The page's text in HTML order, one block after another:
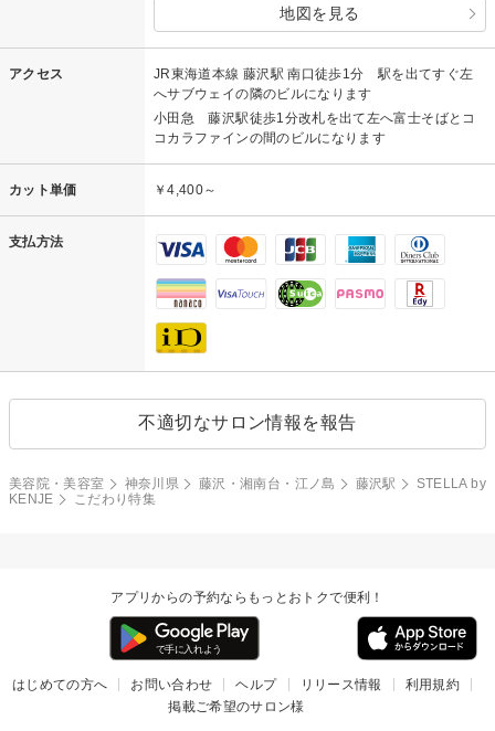
地図を見る
アクセス
JR東海道本線 藤沢駅 南口徒歩1分 駅を出てすぐ左
へサブウェイの隣のビルになります
小田急 藤沢駅徒歩1分改札を出て左へ富士そばとコ
コカラファインの間のビルになります
カット単価 ￥4,400～
支払方法
不適切なサロン情報を報告
美容院・美容室 神奈川県 藤沢・湘南台・江ノ島 藤沢駅
STELLA by
KENJE
こだわり特集
アプリからの予約ならもっとおトクで便利！
はじめての方へ お問い合わせ ヘルプ リリース情報
利用規約
掲載ご希望のサロン様